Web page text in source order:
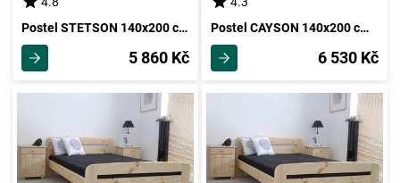
Postel STETSON 140x200 cm s roštem, masiv borovice/moření ořech
5 860 Kč
Postel CAYSON 140x200 cm s roštem, masiv borovice/moření ořech
6 530 Kč